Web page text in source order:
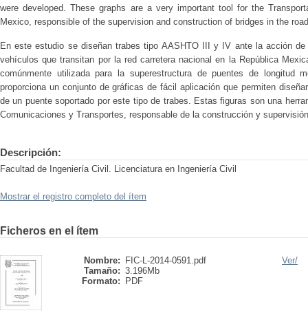
were developed. These graphs are a very important tool for the
Mexico, responsible of the supervision and construction of bridges in the
En este estudio se diseñan trabes tipo AASHTO III y IV ante la acción
vehículos que transitan por la red carretera nacional en la República
comúnmente utilizada para la superestructura de puentes de longitud
proporciona un conjunto de gráficas de fácil aplicación que permiten
de un puente soportado por este tipo de trabes. Estas figuras son una
Comunicaciones y Transportes, responsable de la construcción y
Descripción:
Facultad de Ingeniería Civil. Licenciatura en Ingeniería Civil
Mostrar el registro completo del ítem
Ficheros en el ítem
Nombre:
FIC-L-2014-0591.pdf
Tamaño: 3.196Mb
Formato:
PDF
Ver/